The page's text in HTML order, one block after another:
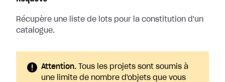
Récupère une liste de lots pour la constitution d'un
catalogue.
Attention. Tous les projets sont soumis à
une limite de nombre d'objets que vous